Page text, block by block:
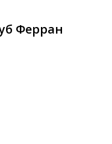
Ферран